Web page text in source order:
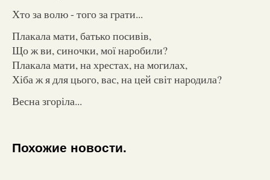
Хто за волю - того за грати...
Плакала мати, батько посивів,
Що ж ви, синочки, мої наробили?
Плакала мати, на хрестах, на могилах,
Хіба ж я для цього, вас, на цей світ народила?
Весна згоріла...
Похожие новости.